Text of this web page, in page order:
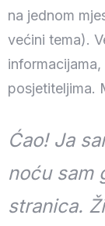
na jednom
većini tema).
posjetiteljima.
Ćao! Ja
noću sam
stranica.
Datum
Datum